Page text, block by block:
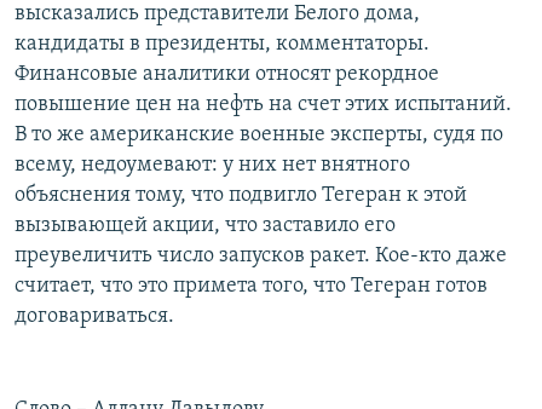
Все сайты РСЕ/РС
высказались представители Белого дома,
кандидаты в президенты, комментаторы.
Финансовые аналитики относят рекордное
повышение цен на нефть на счет этих испытаний.
В то же американские военные эксперты, судя по
всему, недоумевают: у них нет внятного
объяснения тому, что подвигло Тегеран к этой
вызывающей акции, что заставило его
преувеличить число запусков ракет. Кое-кто даже
считает, что это примета того, что Тегеран готов
договариваться.